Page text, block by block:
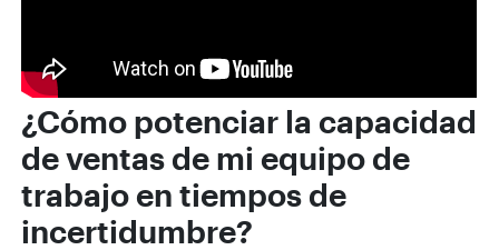
¿Cómo potenciar la capacidad
de ventas de mi equipo de
trabajo en tiempos de
incertidumbre?